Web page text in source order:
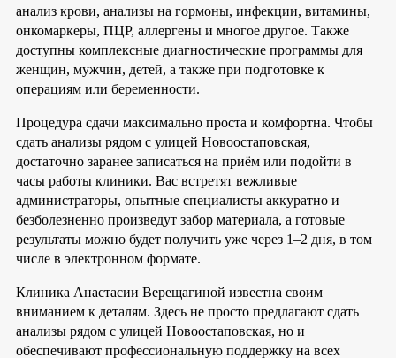
анализ крови, анализы на гормоны, инфекции, витамины,
онкомаркеры, ПЦР, аллергены и многое другое. Также
доступны комплексные диагностические программы для
женщин, мужчин, детей, а также при подготовке к
операциям или беременности.
Процедура сдачи максимально проста и комфортна. Чтобы
сдать анализы рядом с улицей Новоостаповская,
достаточно заранее записаться на приём или подойти в
часы работы клиники. Вас встретят вежливые
администраторы, опытные специалисты аккуратно и
безболезненно произведут забор материала, а готовые
результаты можно будет получить уже через 1–2 дня, в том
числе в электронном формате.
Клиника Анастасии Верещагиной известна своим
вниманием к деталям. Здесь не просто предлагают сдать
анализы рядом с улицей Новоостаповская, но и
обеспечивают профессиональную поддержку на всех